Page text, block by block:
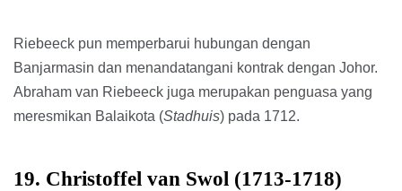
Riebeeck pun memperbarui hubungan dengan
Banjarmasin dan menandatangani kontrak dengan Johor.
Abraham van Riebeeck juga merupakan penguasa yang
meresmikan Balaikota (Stadhuis) pada 1712.
19. Christoffel van Swol (1713-1718)